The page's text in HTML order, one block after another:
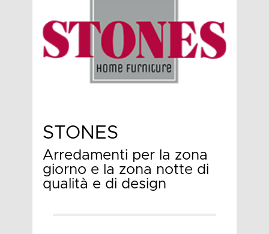
STONES
Arredamenti per la zona
giorno e la zona notte di
qualità e di design